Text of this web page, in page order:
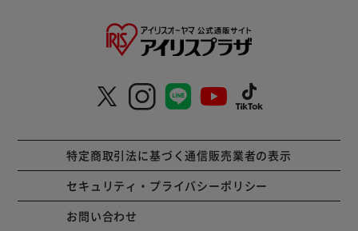
特定商取引法に基づく通信販売業者の表示
セキュリティ・プライバシーポリシー
お問い合わせ